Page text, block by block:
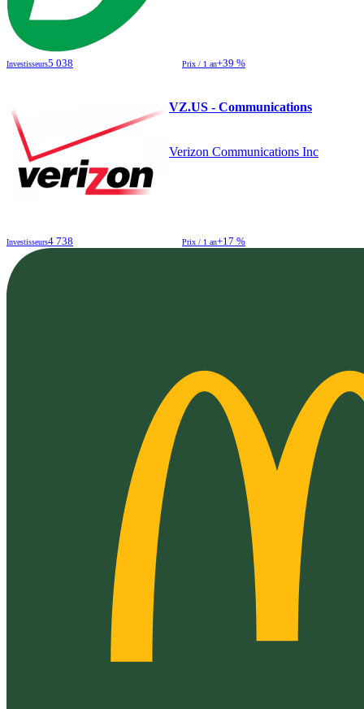
Investisseurs5 038 Prix / 1 an+39 %
VZ.US - Communications
Verizon Communications Inc
Investisseurs4 738 Prix / 1 an+17 %